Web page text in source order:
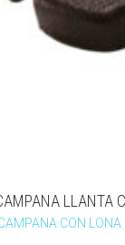
LLANTA
CON LONA